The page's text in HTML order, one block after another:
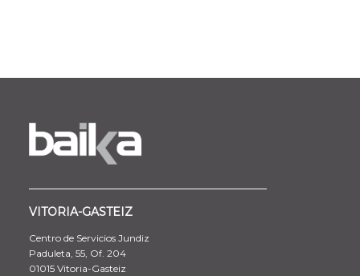
VITORIA-GASTEIZ
Centro de Servicios Jundiz
Paduleta, 55, Of. 204
01015 Vitoria-Gasteiz